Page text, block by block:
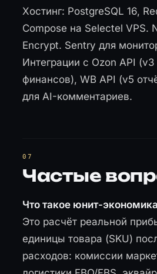
Хостинг: PostgreSQL 16,
Compose на Selectel VPS.
Encrypt. Sentry для
Интеграции с Ozon API
финансов), WB API (v5
для AI-комментариев.
Частые
Что такое юнит-
Это расчёт реальной
единицы товара (SKU)
расходов: комиссии